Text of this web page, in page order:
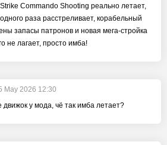
Commando Shooting реально летает,
одного раза расстреливает, корабельный
запасы патронов и новая мега-стройка
не лагает, просто имба!
May 2026 12:30
движок у мода, чё так имба летает?